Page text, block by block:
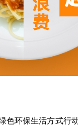
环保生活方式行